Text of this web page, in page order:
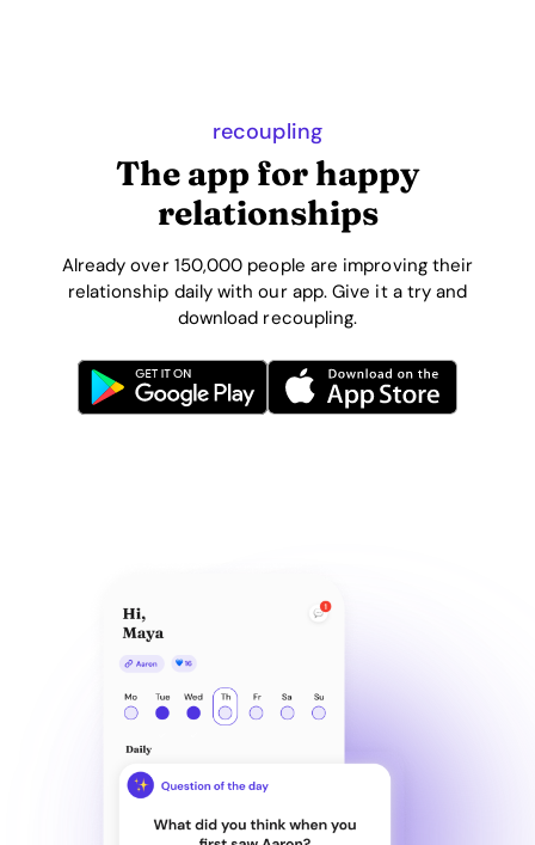
recoupling
The app for happy
relationships
Already over 150,000 people are improving their
relationship daily with our app. Give it a try and
download recoupling.